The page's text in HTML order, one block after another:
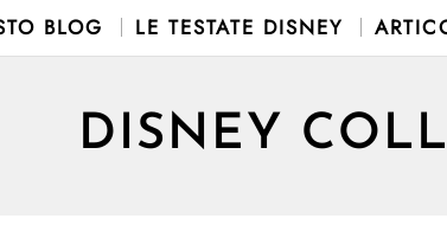
BLOG LE TESTATE DISNEY
DISNEY